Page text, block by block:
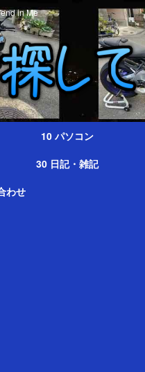
in Me
10 パソコン
30 日記・雑記
わせ